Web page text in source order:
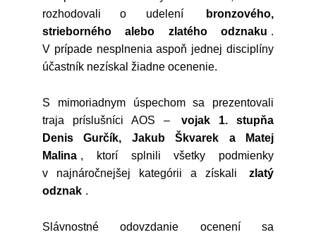
rozhodovali o udelení
bronzového,
strieborného alebo zlatého odznaku .
V prípade nesplnenia aspoň jednej disciplíny
účastník nezískal žiadne ocenenie.
S mimoriadnym úspechom sa prezentovali
traja príslušníci AOS –
vojak 1. stupňa
Denis Gurčík, Jakub Škvarek a Matej
Malina , ktorí splnili všetky podmienky
v najnáročnejšej kategórii a získali
zlatý
odznak .
Slávnostné odovzdanie ocenení sa